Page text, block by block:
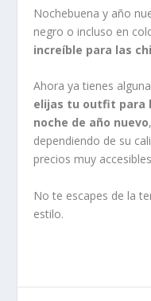
Nochebuena y año
negro o incluso en
increíble para las
Ahora ya tienes
elijas tu outfit para
noche de año nuevo
dependiendo de su
precios muy
No te escapes de la
estilo.